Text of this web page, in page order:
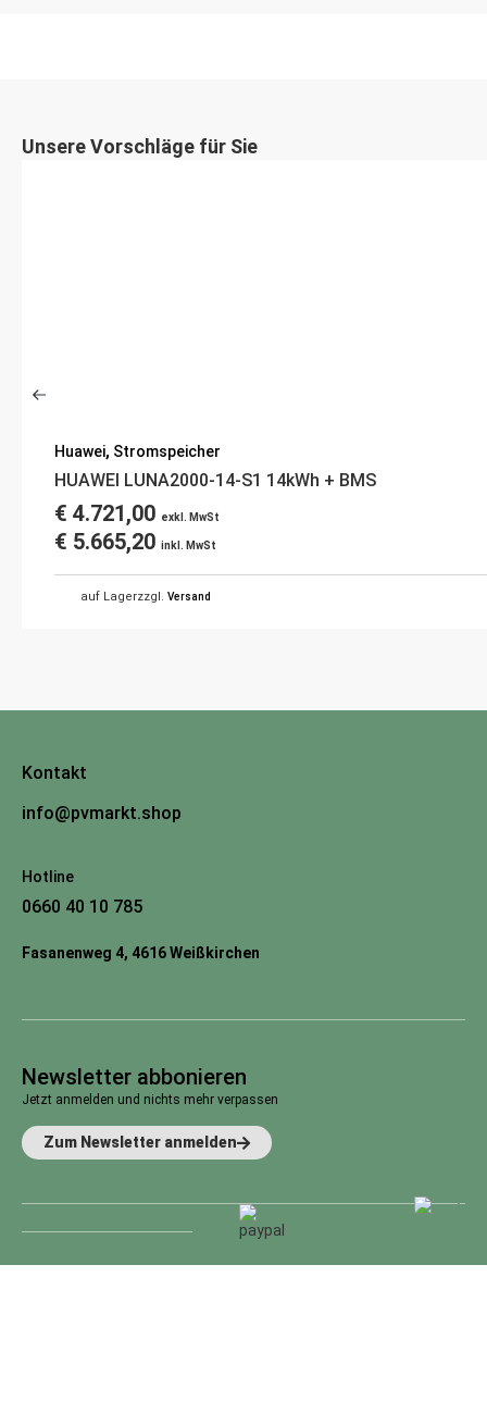
Unsere Vorschläge für Sie
Huawei, Stromspeicher
HUAWEI LUNA2000-14-S1 14kWh + BMS
€ 4.721,00 exkl. MwSt
€ 5.665,20 inkl. MwSt
auf Lagerzzgl. Versand
Kontakt
info@pvmarkt.shop
Hotline
0660 40 10 785
Fasanenweg 4, 4616 Weißkirchen
Newsletter abbonieren
Jetzt anmelden und nichts mehr verpassen
Zum Newsletter anmelden